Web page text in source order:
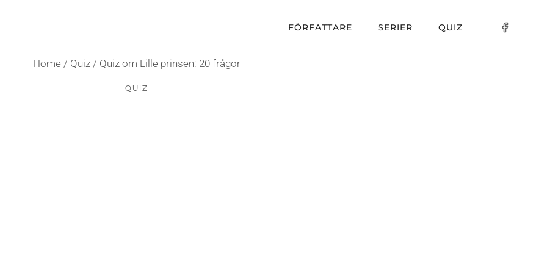
FÖRFATTARE SERIER QUIZ
Home / Quiz / Quiz om Lille prinsen: 20 frågor
QUIZ